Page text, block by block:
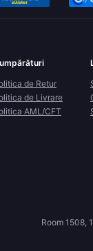
de Retur
de Livrare
AML/CFT
Room 1508,